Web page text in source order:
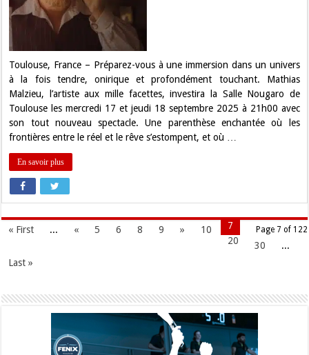
Spectacle
et
Félin
Toulouse, France – Préparez-vous à une immersion dans un univers
à la fois tendre, onirique et profondément touchant. Mathias
Malzieu, l’artiste aux mille facettes, investira la Salle Nougaro de
Toulouse les mercredi 17 et jeudi 18 septembre 2025 à 21h00 avec
son tout nouveau spectacle. Une parenthèse enchantée où les
frontières entre le réel et le rêve s’estompent, et où …
En savoir plus
Page 7 of 122
« First ... « 5 6 7
8 9 »
10
20
30
...
Last »